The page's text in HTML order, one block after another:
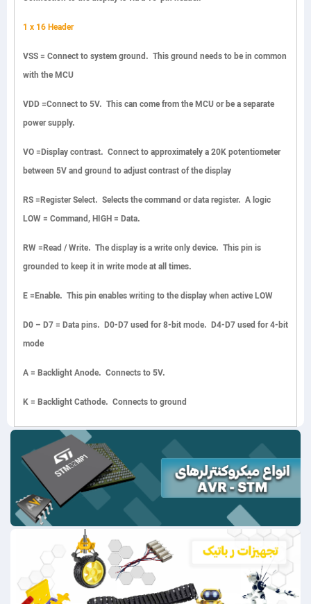
1 x 16 Header
VSS= Connect to system ground. This ground needs to be in common
with the MCU
VDD=Connect to 5V. This can come from the MCU or be a separate
power supply.
VO=Display contrast. Connect to approximately a 20K potentiometer
between 5V and ground to adjust contrast of the display
RS=Register Select. Selects the command or data register. A logic
LOW = Command, HIGH = Data.
RW=Read / Write. The display is a write only device. This pin is
grounded to keep it in write mode at all times.
E =Enable. This pin enables writing to the display when active LOW
D0 – D7= Data pins. D0-D7 used for 8-bit mode. D4-D7 used for 4-bit
mode
A= Backlight Anode. Connects to 5V.
K= Backlight Cathode. Connects to ground